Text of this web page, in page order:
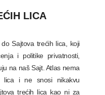
LICA
Sajtova trećih lica, koji
i politike privatnosti,
na naš Sajt. Atlas nema
lica i ne snosi nikakvu
trećih lica kao ni za